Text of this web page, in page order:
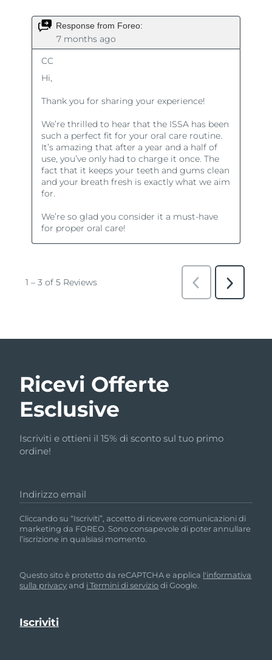
Ricevi Offerte
Esclusive
Iscriviti e ottieni il 15% di sconto sul tuo primo
ordine!
Indirizzo email
Cliccando su “Iscriviti”, accetto di ricevere comunicazioni di
marketing da FOREO. Sono consapevole di poter annullare
l’iscrizione in qualsiasi momento.
Questo sito è protetto da reCAPTCHA e applica l'informativa
sulla privacyand i Termini di serviziodi Google.